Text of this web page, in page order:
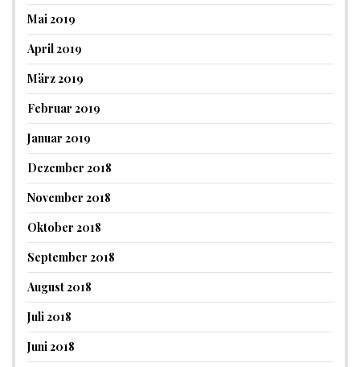
Mai 2019
April 2019
März 2019
Februar 2019
Januar 2019
Dezember 2018
November 2018
Oktober 2018
September 2018
August 2018
Juli 2018
Juni 2018